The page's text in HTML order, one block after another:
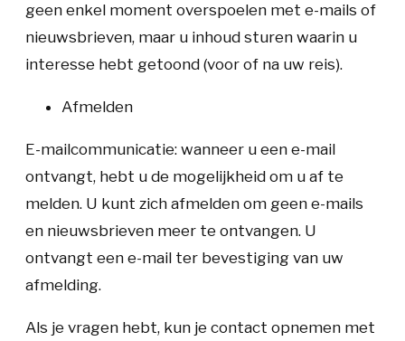
geen enkel moment overspoelen met e-mails of
nieuwsbrieven, maar u inhoud sturen waarin u
interesse hebt getoond (voor of na uw reis).
Afmelden
E-mailcommunicatie: wanneer u een e-mail
ontvangt, hebt u de mogelijkheid om u af te
melden. U kunt zich afmelden om geen e-mails
en nieuwsbrieven meer te ontvangen. U
ontvangt een e-mail ter bevestiging van uw
afmelding.
Als je vragen hebt, kun je contact opnemen met